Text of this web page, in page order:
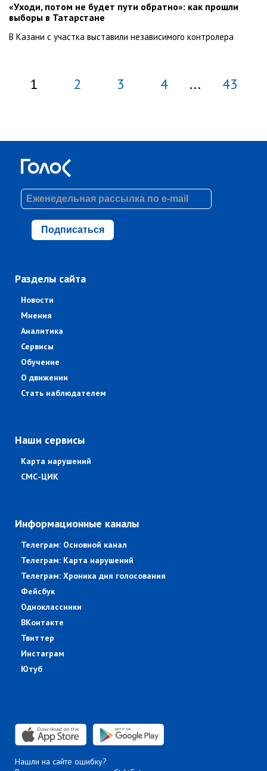
«Уходи, потом не будет пути обратно»: как прошли
выборы в Татарстане
В Казани с участка выставили независимого контролера
1 2 3 4 ... 43
Подписаться
Разделы сайта
Новости
Мнения
Аналитика
Сервисы
Обучение
О движении
Стать наблюдателем
Наши сервисы
Карта нарушений
СМС-ЦИК
Информационные каналы
Телеграм: Основной канал
Телеграм: Карта нарушений
Телеграм: Хроника дня голосования
Фейсбук
Одноклассники
ВКонтакте
Твиттер
Инстаграм
Ютуб
Нашли на сайте ошибку?